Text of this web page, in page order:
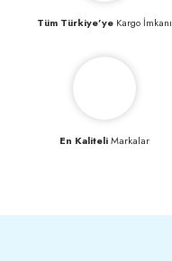
Tüm Türkiye’yeKargo İmkanı
En KaliteliMarkalar